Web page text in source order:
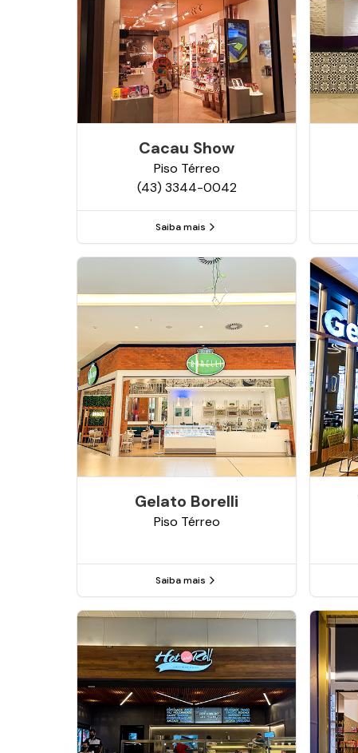
Cacau Show
Piso Térreo
(43) 3344-0042
Saiba mais
Gelato Borelli
Piso Térreo
Saiba mais